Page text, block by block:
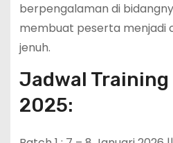
berpengalaman di
membuat peserta menjadi
jenuh.
Jadwal
2025: